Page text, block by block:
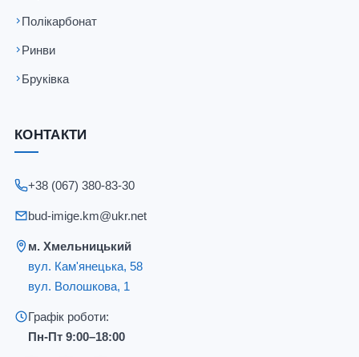
Полікарбонат
Ринви
Бруківка
КОНТАКТИ
+38 (067) 380-83-30
bud-imige.km@ukr.net
м. Хмельницький
вул. Кам'янецька, 58
вул. Волошкова, 1
Графік роботи:
Пн-Пт 9:00–18:00